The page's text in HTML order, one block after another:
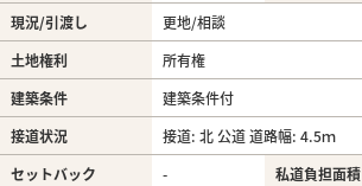
現況/引渡し
更地/相談
土地権利
所有権
建築条件
建築条件付
接道状況
接道: 北 公道 道路幅: 4.5ｍ
セットバック
- 私道負担面積